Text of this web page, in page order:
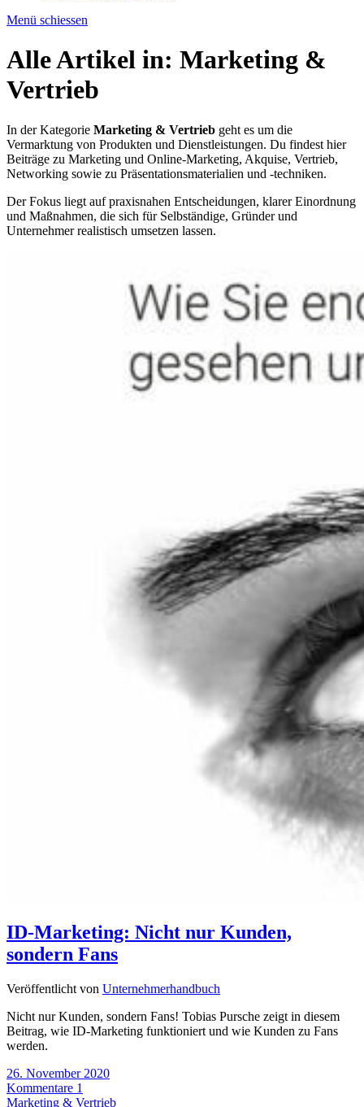
Menü schiessen
Alle Artikel in: Marketing &
Vertrieb
In der Kategorie Marketing & Vertrieb geht es um die
Vermarktung von Produkten und Dienstleistungen. Du findest hier
Beiträge zu Marketing und Online-Marketing, Akquise, Vertrieb,
Networking sowie zu Präsentationsmaterialien und -techniken.
Der Fokus liegt auf praxisnahen Entscheidungen, klarer Einordnung
und Maßnahmen, die sich für Selbständige, Gründer und
Unternehmer realistisch umsetzen lassen.
ID-Marketing: Nicht nur Kunden,
sondern Fans
Veröffentlicht von Unternehmerhandbuch
Nicht nur Kunden, sondern Fans! Tobias Pursche zeigt in diesem
Beitrag, wie ID-Marketing funktioniert und wie Kunden zu Fans
werden.
26. November 2020
Kommentare 1
Marketing & Vertrieb